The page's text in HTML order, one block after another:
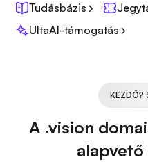
Tudásbázis
UltaAI-támogatás
KEZDŐ?
A .vision